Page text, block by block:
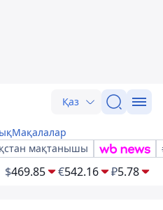
Қаз
Мақалалар
мақтанышы
$469.85 €542.16 ₽5.78